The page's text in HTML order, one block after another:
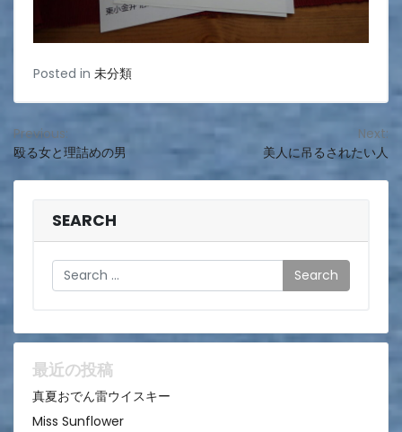
Posted in 未分類
投
稿
ビ
ョ
ン
Previous:
殴る女と理詰めの男
Next:
美人に吊るされたい人
SEARCH
Search
最近の投稿
真夏おでん雷ウイスキー
Miss Sunflower